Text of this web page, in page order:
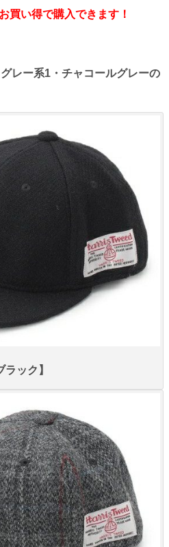
買い得で購入できます！
グレー系1・チャコールグレーの
ラック】